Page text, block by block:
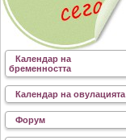
Календар на
бременността
Календар на овулацията
Форум